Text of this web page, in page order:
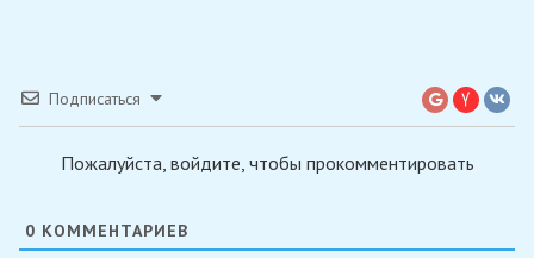
Подписаться
Пожалуйста, войдите, чтобы прокомментировать
0 КОММЕНТАРИЕВ